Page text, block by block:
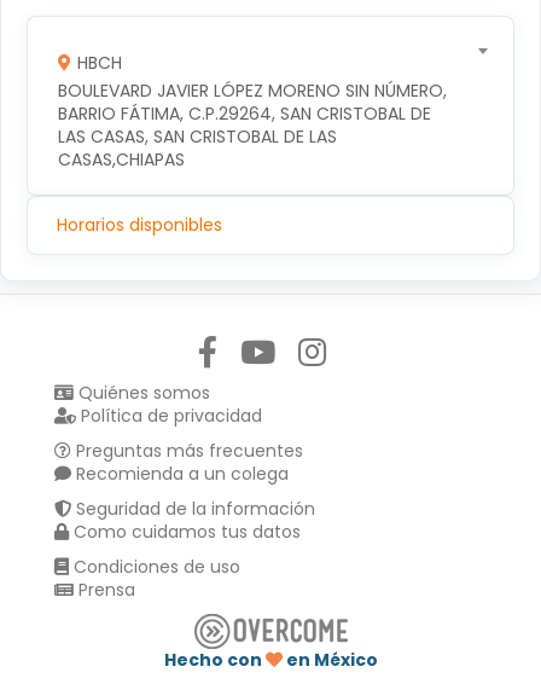
HBCH
BOULEVARD JAVIER LÓPEZ MORENO SIN NÚMERO,
BARRIO FÁTIMA, C.P.29264, SAN CRISTOBAL DE
LAS CASAS, SAN CRISTOBAL DE LAS
CASAS,CHIAPAS
Horarios disponibles
Quiénes somos
Política de privacidad
Preguntas más frecuentes
Recomienda a un colega
Seguridad de la información
Como cuidamos tus datos
Condiciones de uso
Prensa
Hecho con
en México